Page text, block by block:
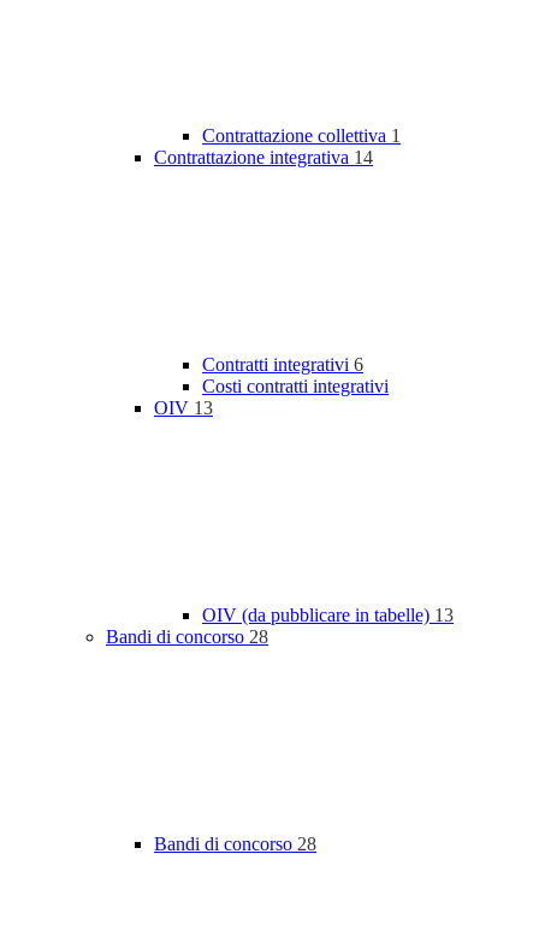
Contrattazione collettiva 1
Contrattazione integrativa 14
Contratti integrativi 6
Costi contratti integrativi
OIV 13
OIV (da pubblicare in tabelle) 13
Bandi di concorso 28
Bandi di concorso 28